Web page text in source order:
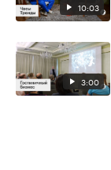
10:03
3:00